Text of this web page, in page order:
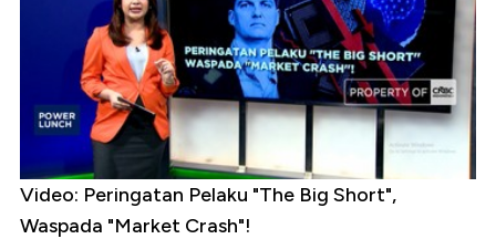
Video: Peringatan Pelaku "The Big Short",
Waspada "Market Crash"!